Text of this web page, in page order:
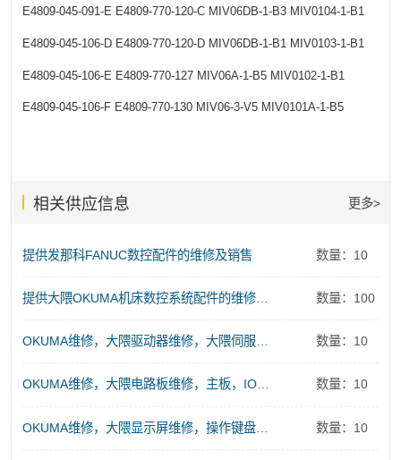
E4809-045-091-E E4809-770-120-C MIV06DB-1-B3 MIV0104-1-B1
E4809-045-106-D E4809-770-120-D MIV06DB-1-B1 MIV0103-1-B1
E4809-045-106-E E4809-770-127 MIV06A-1-B5 MIV0102-1-B1
E4809-045-106-F E4809-770-130 MIV06-3-V5 MIV0101A-1-B5
相关供应信息 更多>
提供发那科FANUC数控配件的维修及销售 数量：10
提供大隈OKUMA机床数控系统配件的维修及销售服务 数量：100
OKUMA维修，大隈驱动器维修，大隈伺服电源维修 数量：10
OKUMA维修，大隈电路板维修，主板，IO板、存储板、控制板维修 数量：10
OKUMA维修，大隈显示屏维修，操作键盘维修 数量：10